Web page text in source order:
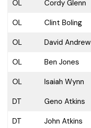
OL
Cordy Glenn
OL
Clint Boling
OL
David Andrew
OL
Ben Jones
OL
Isaiah Wynn
DT
Geno Atkins
DT
John Atkins